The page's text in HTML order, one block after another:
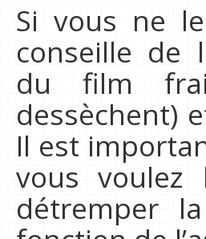
Si vous ne
conseille de
du film
dessèchent)
Il est
vous voulez
détremper